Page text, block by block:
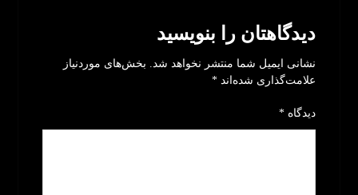
دیدگاهتان را بنویسید
نشانی ایمیل شما منتشر نخواهد شد. بخش‌های موردنیاز
علامت‌گذاری شده‌اند*
دیدگاه*